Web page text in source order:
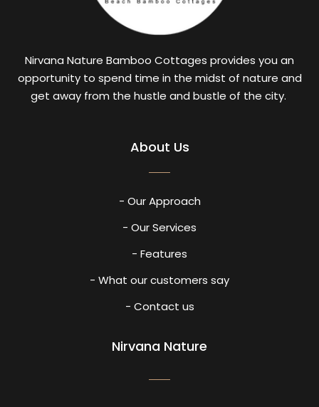
Nirvana Nature Bamboo Cottages provides you an
opportunity to spend time in the midst of nature and
get away from the hustle and bustle of the city.
About Us
- Our Approach
- Our Services
- Features
- What our customers say
- Contact us
Nirvana Nature